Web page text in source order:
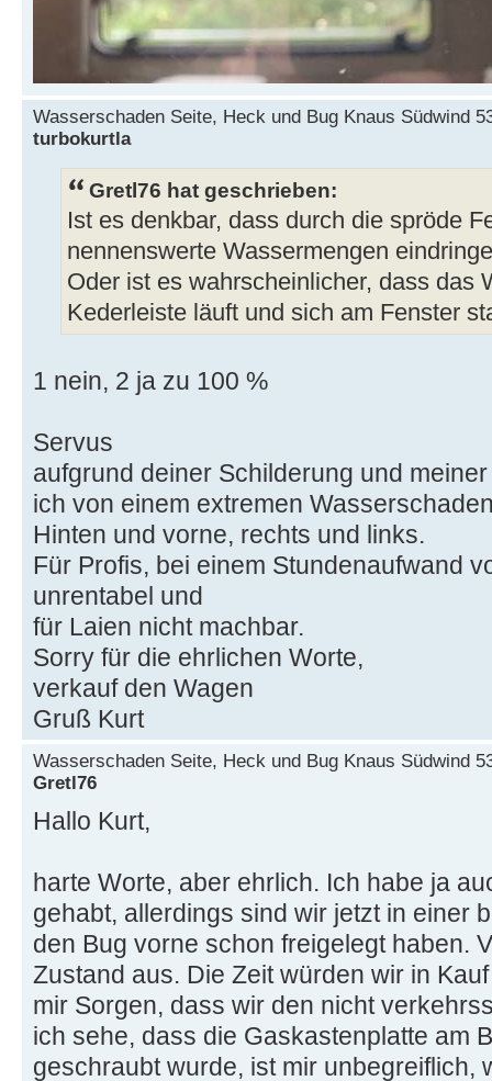
Wasserschaden Seite, Heck und Bug Knaus Südwind
turbokurtla
Gretl76 hat geschrieben:
Ist es denkbar, dass durch die spröde
nennenswerte Wassermengen
Oder ist es wahrscheinlicher, dass das
Kederleiste läuft und sich am Fenster
1 nein, 2 ja zu 100 %
Servus
aufgrund deiner Schilderung und
ich von einem extremen
Hinten und vorne, rechts und links.
Für Profis, bei einem Stundenaufwand
unrentabel und
für Laien nicht machbar.
Sorry für die ehrlichen Worte,
verkauf den Wagen
Gruß Kurt
Wasserschaden Seite, Heck und Bug Knaus Südwind
Gretl76
Hallo Kurt,
harte Worte, aber ehrlich. Ich habe ja
gehabt, allerdings sind wir jetzt in einer
den Bug vorne schon freigelegt haben.
Zustand aus. Die Zeit würden wir in
mir Sorgen, dass wir den nicht
ich sehe, dass die Gaskastenplatte am
geschraubt wurde, ist mir unbegreiflich,